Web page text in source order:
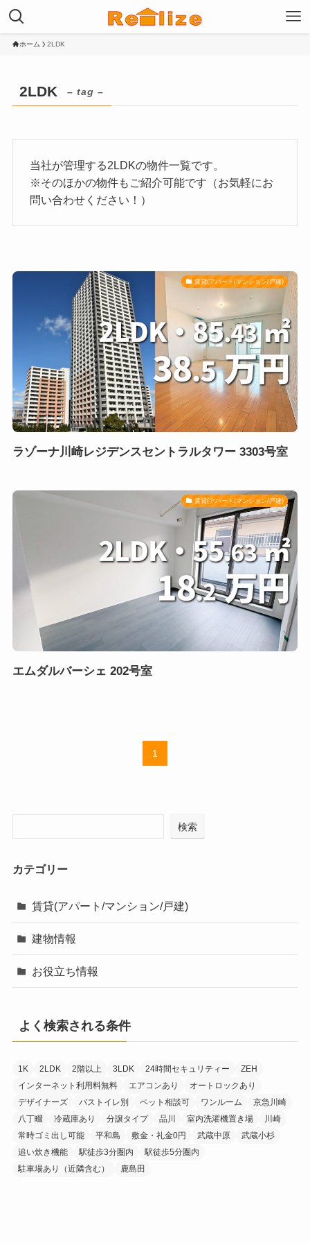
ホーム 2LDK
2LDK – tag –
当社が管理する2LDKの物件一覧です。
※そのほかの物件もご紹介可能です（お気軽にお
問い合わせください！）
賃貸(アパート/マンション/戸建)
ラゾーナ川崎レジデンスセントラルタワー 3303号室
賃貸(アパート/マンション/戸建)
エムダルバーシェ 202号室
1
検索
カテゴリー
賃貸(アパート/マンション/戸建)
建物情報
お役立ち情報
よく検索される条件
1K 2LDK 2階以上 3LDK 24時間セキュリティー
ZEH
インターネット利用料無料
エアコンあり
オートロックあり
デザイナーズ
バストイレ別 ペット相談可 ワンルーム
京急川崎
八丁畷
冷蔵庫あり 分譲タイプ 品川 室内洗濯機置き場
川崎
常時ゴミ出し可能
平和島 敷金・礼金0円 武蔵中原
武蔵小杉
追い炊き機能
駅徒歩3分圏内
駅徒歩5分圏内
駐車場あり（近隣含む）
鹿島田